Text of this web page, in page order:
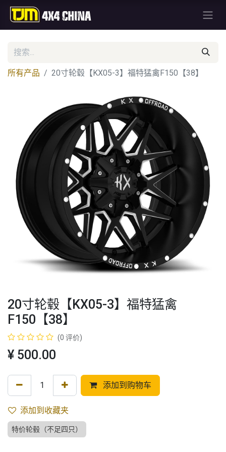
所有产品 20寸轮毂【KX05-3】福特猛禽F150【38】
20寸轮毂【KX05-3】福特猛禽
F150【38】
(0 评价)
¥ 500.00
添加到购物车
添加到收藏夹
特价轮毂（不足四只）